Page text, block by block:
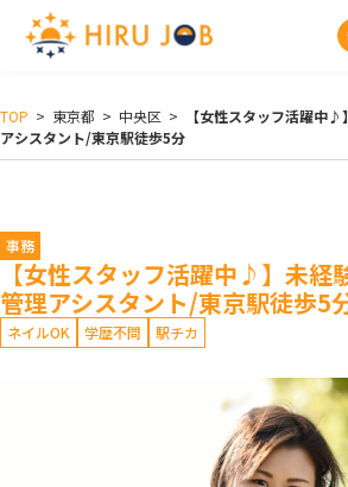
TOP > 東京都 > 中央区 >
【女性スタッフ活躍中
アシスタント/東京駅徒歩5分
事務
【女性スタッフ活躍中♪】未経
管理アシスタント/東京駅徒歩5
ネイルOK 学歴不問 駅チカ